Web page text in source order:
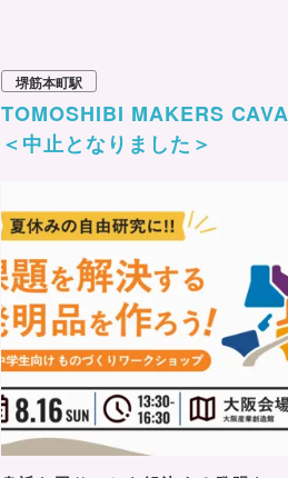
堺筋本町駅
TOMOSHIBI MAKERS
＜中止となりました＞